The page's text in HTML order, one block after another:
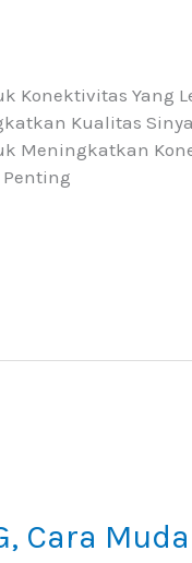
Konektivitas Yang
Kualitas
Meningkatkan
Penting
Cara